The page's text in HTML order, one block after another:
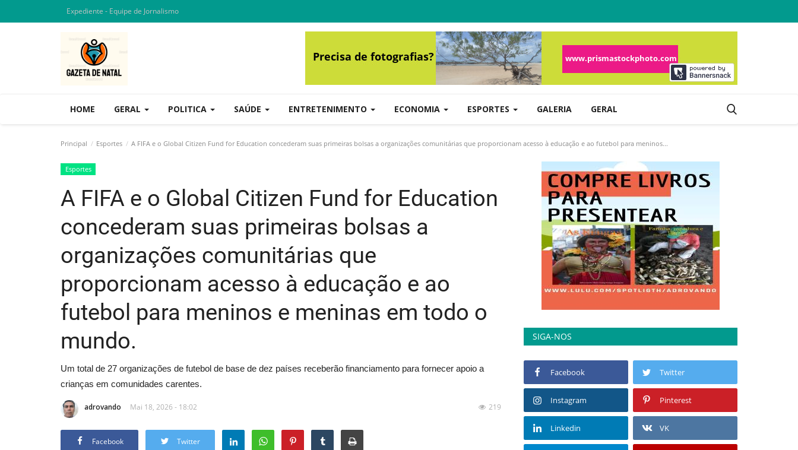
Expediente - Equipe de Jornalismo
HOME GERAL POLITICA SAÚDE ENTRETENIMENTO ECONOMIA ESPORTES GALERIA GERAL
Principal Esportes A FIFA e o Global Citizen Fund for Education concederam suas primeiras bolsas a organizações comunitárias que proporcionam acesso à educação e ao futebol para meninos...
Esportes
A FIFA e o Global Citizen Fund for Education
concederam suas primeiras bolsas a
organizações comunitárias que
proporcionam acesso à educação e ao
futebol para meninos e meninas em todo o
mundo.
Um total de 27 organizações de futebol de base de dez países receberão financiamento para fornecer apoio a
crianças em comunidades carentes.
adrovando Mai 18, 2026 - 18:02 219
Facebook Twitter
SIGA-NOS
Facebook Twitter
Instagram Pinterest
Linkedin VK